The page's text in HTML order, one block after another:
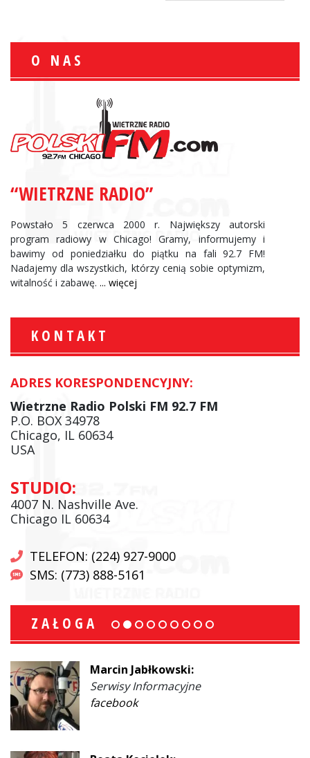
O NAS
“WIETRZNE RADIO”
Powstało 5 czerwca 2000 r. Największy autorski
program radiowy w Chicago! Gramy, informujemy i
bawimy od poniedziałku do piątku na fali 92.7 FM!
Nadajemy dla wszystkich, którzy cenią sobie optymizm,
witalność i zabawę. ... więcej
KONTAKT
ADRES KORESPONDENCYJNY:
Wietrzne Radio Polski FM 92.7 FM
P.O. BOX 34978
Chicago, IL 60634
USA
STUDIO:
4007 N. Nashville Ave.
Chicago IL 60634
TELEFON: (224) 927-9000
SMS: (773) 888-5161
ZAŁOGA
Marcin Jabłkowski:
Serwisy Informacyjne
facebook